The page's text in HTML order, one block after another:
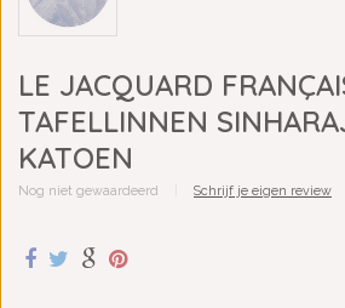
LE JACQUARD
TAFELLINNEN
KATOEN
Nog niet gewaardeerd Schrijf je eigen review